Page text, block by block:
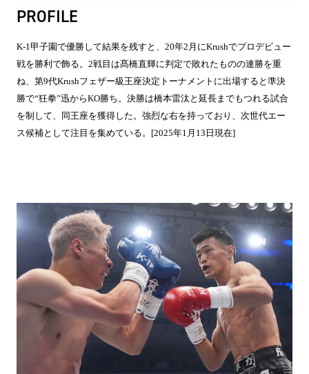
PROFILE
K-1甲子園で優勝して結果を残すと、20年2月にKrushでプロデビュー
戦を勝利で飾る。2戦目は髙橋直輝に判定で敗れたものの連勝を重
ね、第9代Krushフェザー級王座決定トーナメントに出場すると準決
勝で“狂拳”迅からKO勝ち。決勝は橋本雷汰と延長までもつれる試合
を制して、同王座を獲得した。強烈な右を持っており、次世代エー
ス候補として注目を集めている。[2025年1月13日現在]